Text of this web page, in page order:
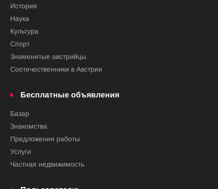
История
Наука
Культура
Спорт
Знаменитые австрийцы
Соотечественники в Австрии
Бесплатные объявления
Базар
Знакомства
Предложения работы
Услуги
Частная недвижимость